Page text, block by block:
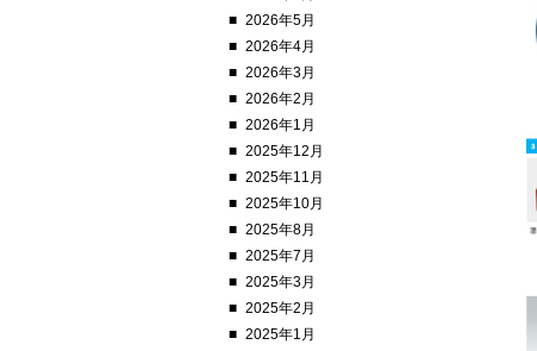
2026年5月
2026年4月
2026年3月
2026年2月
2026年1月
2025年12月
2025年11月
2025年10月
2025年8月
2025年7月
2025年3月
2025年2月
2025年1月